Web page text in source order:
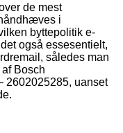
de mest
i
byttepolitik e-
også essesentielt,
således man
Bosch
2602025285, uanset